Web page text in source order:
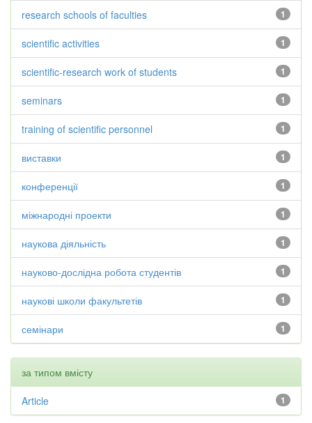
1
research schools of faculties
1
scientific activities
1
scientific-research work of students
1
seminars
1
training of scientific personnel
1
виставки
1
конференції
1
міжнародні проекти
1
наукова діяльність
1
науково-дослідна робота студентів
1
наукові школи факультетів
1
семінари
за типом вмісту
1
Article